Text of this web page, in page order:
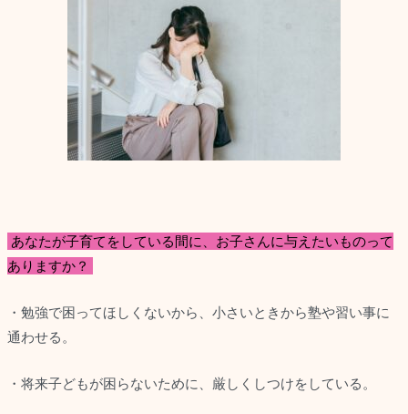
あなたが子育てをしている間に、お子さんに与えたいものって
ありますか？
・勉強で困ってほしくないから、小さいときから塾や習い事に
通わせる。
・将来子どもが困らないために、厳しくしつけをしている。